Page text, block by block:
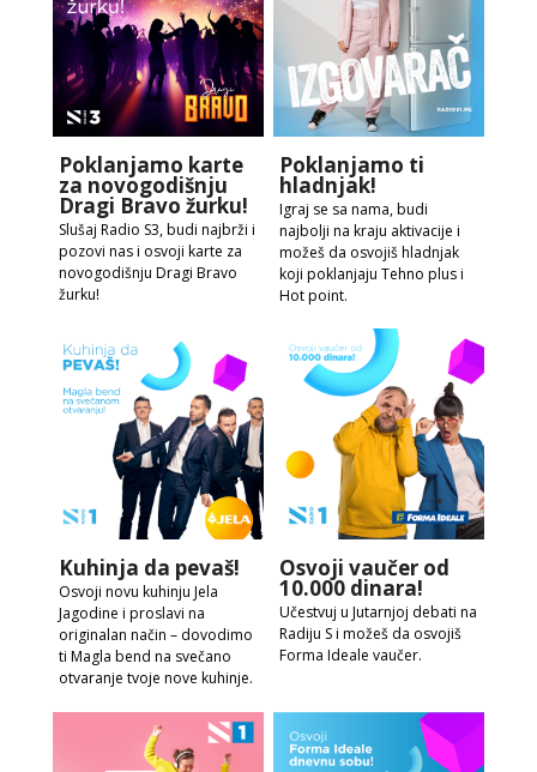
Poklanjamo karte
za novogodišnju
Dragi Bravo žurku!
Slušaj Radio S3, budi najbrži i
pozovi nas i osvoji karte za
novogodišnju Dragi Bravo
žurku!
Poklanjamo ti
hladnjak!
Igraj se sa nama, budi
najbolji na kraju aktivacije i
možeš da osvojiš hladnjak
koji poklanjaju Tehno plus i
Hot point.
Kuhinja da pevaš!
Osvoji novu kuhinju Jela
Jagodine i proslavi na
originalan način – dovodimo
ti Magla bend na svečano
otvaranje tvoje nove kuhinje.
Osvoji vaučer od
10.000 dinara!
Učestvuj u Jutarnjoj debati na
Radiju S i možeš da osvojiš
Forma Ideale vaučer.